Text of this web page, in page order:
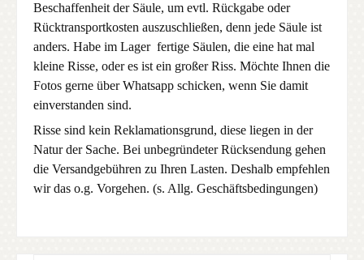
Beschaffenheit der Säule, um evtl. Rückgabe oder
Rücktransportkosten auszuschließen, denn jede Säule ist
anders. Habe im Lager fertige Säulen, die eine hat mal
kleine Risse, oder es ist ein großer Riss. Möchte Ihnen die
Fotos gerne über Whatsapp schicken, wenn Sie damit
einverstanden sind.
Risse sind kein Reklamationsgrund, diese liegen in der
Natur der Sache. Bei unbegründeter Rücksendung gehen
die Versandgebühren zu Ihren Lasten. Deshalb empfehlen
wir das o.g. Vorgehen. (s. Allg. Geschäftsbedingungen)